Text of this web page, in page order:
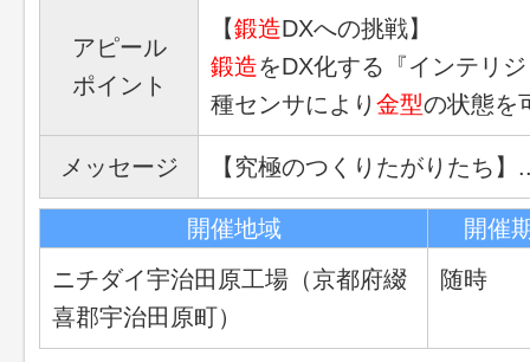
アピール
ポイント
【鍛造DXへの挑戦】
鍛造をDX化する『インテリ
種センサにより金型の状態を
メッセージ 【究極のつくりたがりたち】
開催地域
開催
ニチダイ宇治田原工場（京都府綴
喜郡宇治田原町）
随時